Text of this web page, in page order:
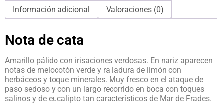
Información adicional
Valoraciones (0)
Nota de cata
Amarillo pálido con irisaciones verdosas. En nariz aparecen
notas de melocotón verde y ralladura de limón con
herbáceos y toque minerales. Muy fresco en el ataque de
paso sedoso y con un largo recorrido en boca con toques
salinos y de eucalipto tan característicos de Mar de Frades.